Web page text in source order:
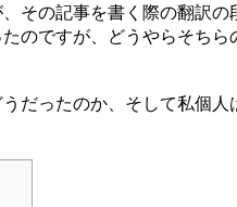
その記事を書く際の翻訳
のですが、どうやらそちら
だったのか、そして私個